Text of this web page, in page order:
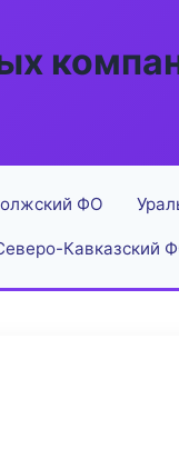
ФО
Кавказский